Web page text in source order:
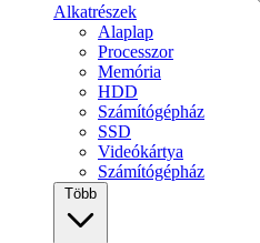
Alkatrészek
Alaplap
Processzor
Memória
HDD
Számítógépház
SSD
Videókártya
Számítógépház